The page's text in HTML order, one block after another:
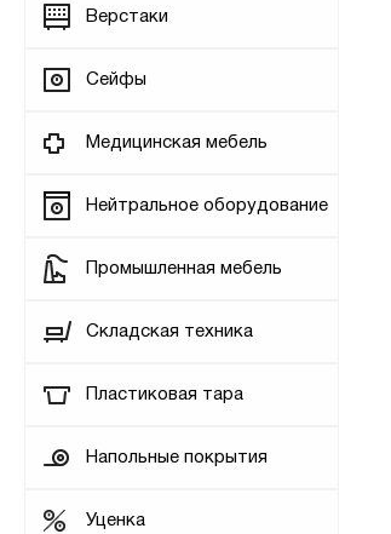
Верстаки
Сейфы
Медицинская мебель
Нейтральное оборудование
Промышленная мебель
Складская техника
Пластиковая тара
Напольные покрытия
Уценка